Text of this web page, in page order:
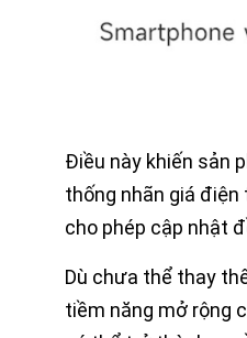
Điều này khiến sản
thống nhãn giá
cho phép cập nhật
Dù chưa thể thay
tiềm năng mở rộng